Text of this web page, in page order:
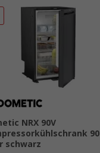
NRX 90V
90
schwarz